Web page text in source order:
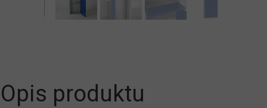
Opis produktu